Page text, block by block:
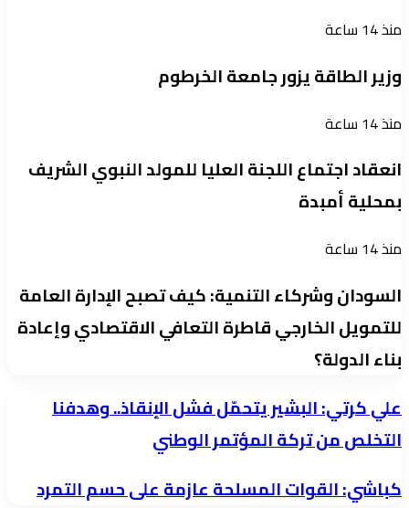
منذ 14 ساعة
وزير الطاقة يزور جامعة الخرطوم
منذ 14 ساعة
انعقاد اجتماع اللجنة العليا للمولد النبوي الشريف
بمحلية أمبدة
منذ 14 ساعة
السودان وشركاء التنمية: كيف تصبح الإدارة العامة
للتمويل الخارجي قاطرة التعافي الاقتصادي وإعادة
بناء الدولة؟
‏علي
كرتي:
يتحمّل
‏علي كرتي: البشير يتحمّل فشل الإنقاذ.. وهدفنا
التخلص من تركة المؤتمر الوطني
كباشي:
كباشي: القوات المسلحة عازمة على حسم التمرد